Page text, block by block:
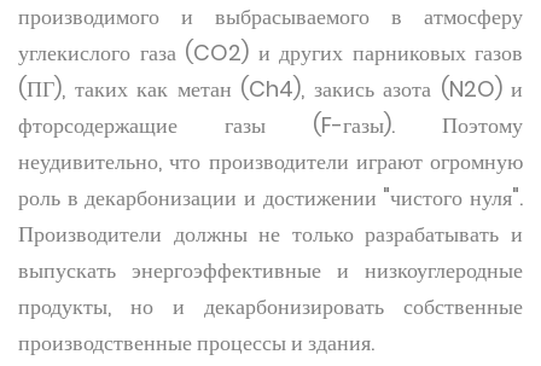
производимого и выбрасываемого в атмосферу
углекислого газа (CO2) и других парниковых газов
(ПГ), таких как метан (Ch4), закись азота (N2O) и
фторсодержащие газы (F-газы). Поэтому
неудивительно, что производители играют огромную
роль в декарбонизации и достижении "чистого нуля".
Производители должны не только разрабатывать и
выпускать энергоэффективные и низкоуглеродные
продукты, но и декарбонизировать собственные
производственные процессы и здания.